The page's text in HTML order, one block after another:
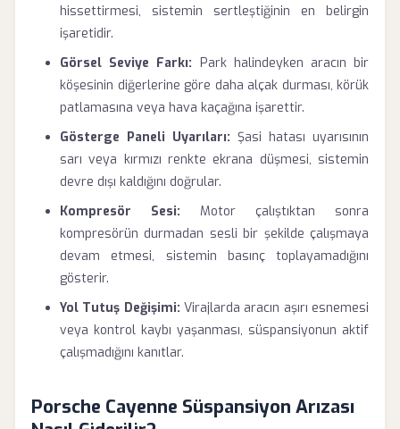
hissettirmesi, sistemin sertleştiğinin en belirgin
işaretidir.
Görsel Seviye Farkı: Park halindeyken aracın bir
köşesinin diğerlerine göre daha alçak durması, körük
patlamasına veya hava kaçağına işarettir.
Gösterge Paneli Uyarıları: Şasi hatası uyarısının
sarı veya kırmızı renkte ekrana düşmesi, sistemin
devre dışı kaldığını doğrular.
Kompresör Sesi: Motor çalıştıktan sonra
kompresörün durmadan sesli bir şekilde çalışmaya
devam etmesi, sistemin basınç toplayamadığını
gösterir.
Yol Tutuş Değişimi: Virajlarda aracın aşırı esnemesi
veya kontrol kaybı yaşanması, süspansiyonun aktif
çalışmadığını kanıtlar.
Porsche Cayenne Süspansiyon Arızası